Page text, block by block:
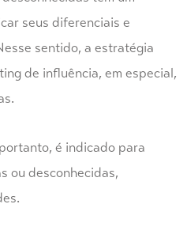
seus diferenciais e
sentido, a estratégia
de influência, em especial,
é indicado para
ou desconhecidas,